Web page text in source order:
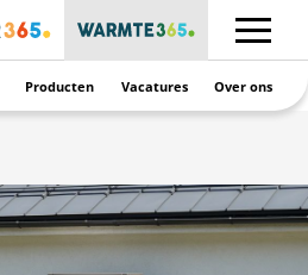
Producten Vacatures Over ons